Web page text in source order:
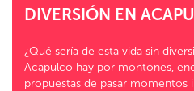
DIVERSIÓN EN
¿Qué sería de esta vida sin
Acapulco hay por montones,
propuestas de pasar momentos